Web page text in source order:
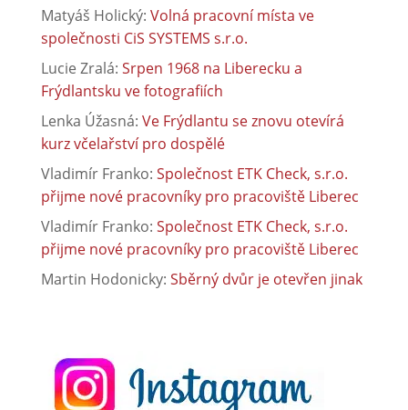
Matyáš Holický: Volná pracovní místa ve
společnosti CiS SYSTEMS s.r.o.
Lucie Zralá: Srpen 1968 na Liberecku a
Frýdlantsku ve fotografiích
Lenka Úžasná: Ve Frýdlantu se znovu otevírá
kurz včelařství pro dospělé
Vladimír Franko: Společnost ETK Check, s.r.o.
přijme nové pracovníky pro pracoviště Liberec
Vladimír Franko: Společnost ETK Check, s.r.o.
přijme nové pracovníky pro pracoviště Liberec
Martin Hodonicky: Sběrný dvůr je otevřen jinak